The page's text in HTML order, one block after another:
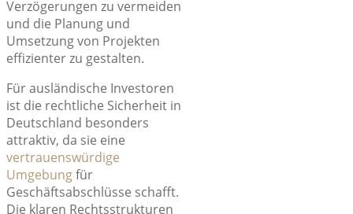
Verzögerungen zu vermeiden
und die Planung und
Umsetzung von Projekten
effizienter zu gestalten.
Für ausländische Investoren
ist die rechtliche Sicherheit in
Deutschland besonders
attraktiv, da sie eine
vertrauenswürdige
Umgebungfür
Geschäftsabschlüsse schafft.
Die klaren Rechtsstrukturen